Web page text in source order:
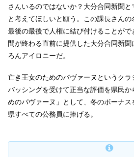
さんいるのではないか？大分合同新聞
と考えてほしいと願う。この課長さんの
最後の最後で人権に結び付けることがで
間が終わる直前に提供した大分合同新
ろんアイロニーだ。
亡き王女のためのパヴァーヌというク
バッシングを受けて正当な評価を県民
めのパヴァーヌ」として、冬のボーナ
県すべての公務員に捧げる。